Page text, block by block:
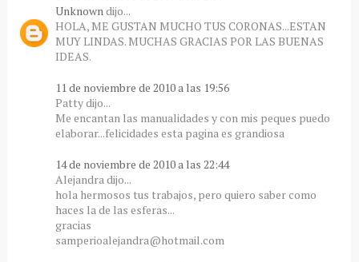
Unknowndijo...
HOLA, ME GUSTAN MUCHO TUS CORONAS...ESTAN
MUY LINDAS. MUCHAS GRACIAS POR LAS BUENAS
IDEAS.
11 de noviembre de 2010 a las 19:56
Patty dijo...
Me encantan las manualidades y con mis peques puedo
elaborar...felicidades esta pagina es grandiosa
14 de noviembre de 2010 a las 22:44
Alejandra dijo...
hola hermosos tus trabajos, pero quiero saber como
haces la de las esferas...
gracias
samperioalejandra@hotmail.com